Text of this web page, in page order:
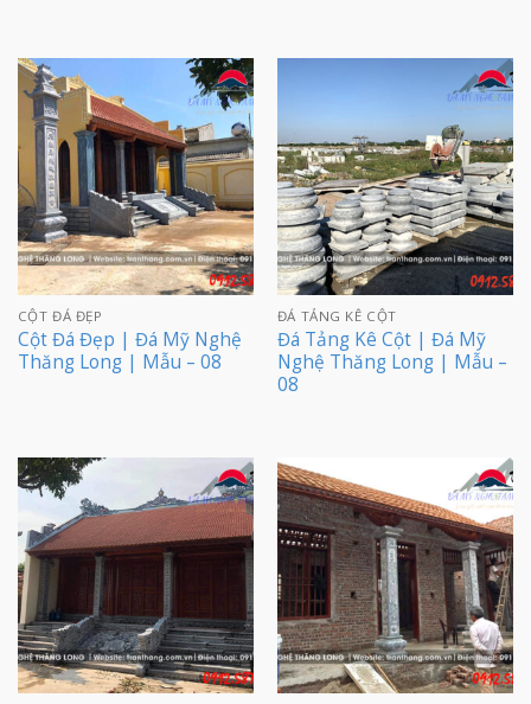
CỘT ĐÁ ĐẸP
Cột Đá Đẹp | Đá Mỹ Nghệ
Thăng Long | Mẫu – 08
ĐÁ TẢNG KÊ CỘT
Đá Tảng Kê Cột | Đá Mỹ
Nghệ Thăng Long | Mẫu –
08